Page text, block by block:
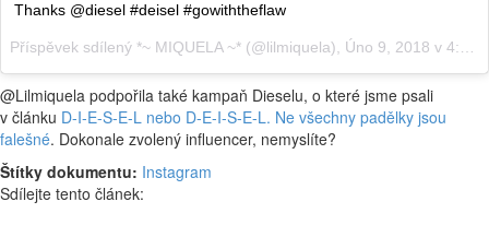
Thanks @diesel #deisel #gowiththeflaw
Příspěvek sdílený *~ MIQUELA ~* (@lilmiquela), Úno 9, 2018 v 4:05 PST
@Lilmiquela podpořila také kampaň Dieselu, o které jsme psali
v článku D-I-E-S-E-L nebo D-E-I-S-E-L. Ne všechny padělky jsou
falešné. Dokonale zvolený influencer, nemyslíte?
Štítky dokumentu: Instagram
Sdílejte tento článek: